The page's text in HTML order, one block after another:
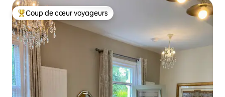
Coups de cœur voyageurs les plus appréciés
Coup de cœur voyageurs